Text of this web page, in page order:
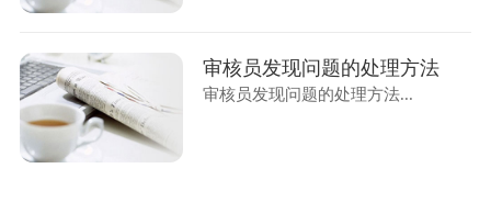
审核员发现问题的处理方法
审核员发现问题的处理方法...